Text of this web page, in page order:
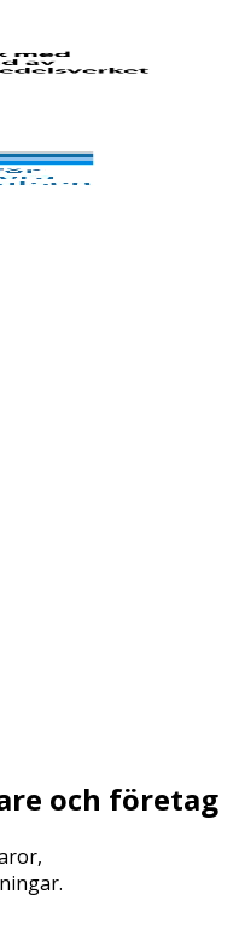
och företag